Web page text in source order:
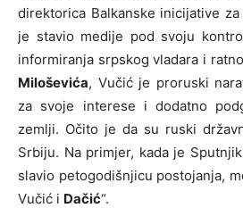
direktorica Balkanske inicijative
je stavio medije pod svoju
informiranja srpskog vladara i
Miloševića, Vučić je proruski
za svoje interese i dodatno
zemlji. Očito je da su ruski
Srbiju. Na primjer, kada je
slavio petogodišnjicu postojanja,
Vučić i Dačić“.